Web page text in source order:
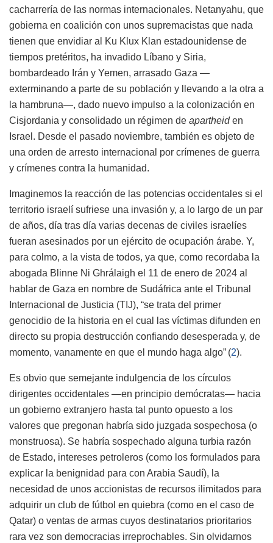
cacharrería de las normas internacionales. Netanyahu, que
gobierna en coalición con unos supremacistas que nada
tienen que envidiar al Ku Klux Klan estadounidense de
tiempos pretéritos, ha invadido Líbano y Siria,
bombardeado Irán y Yemen, arrasado Gaza —
exterminando a parte de su población y llevando a la otra a
la hambruna—, dado nuevo impulso a la colonización en
Cisjordania y consolidado un régimen de apartheiden
Israel. Desde el pasado noviembre, también es objeto de
una orden de arresto internacional por crímenes de guerra
y crímenes contra la humanidad.
Imaginemos la reacción de las potencias occidentales si el
territorio israelí sufriese una invasión y, a lo largo de un par
de años, día tras día varias decenas de civiles israelíes
fueran asesinados por un ejército de ocupación árabe. Y,
para colmo, a la vista de todos, ya que, como recordaba la
abogada Blinne Ni Ghrálaigh el 11 de enero de 2024 al
hablar de Gaza en nombre de Sudáfrica ante el Tribunal
Internacional de Justicia (TIJ), “se trata del primer
genocidio de la historia en el cual las víctimas difunden en
directo su propia destrucción confiando desesperada y, de
momento, vanamente en que el mundo haga algo” (2).
Es obvio que semejante indulgencia de los círculos
dirigentes occidentales —en principio demócratas— hacia
un gobierno extranjero hasta tal punto opuesto a los
valores que pregonan habría sido juzgada sospechosa (o
monstruosa). Se habría sospechado alguna turbia razón
de Estado, intereses petroleros (como los formulados para
explicar la benignidad para con Arabia Saudí), la
necesidad de unos accionistas de recursos ilimitados para
adquirir un club de fútbol en quiebra (como en el caso de
Qatar) o ventas de armas cuyos destinatarios prioritarios
rara vez son democracias irreprochables. Sin olvidarnos